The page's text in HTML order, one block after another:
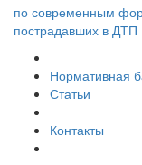
по современным
пострадавших в ДТП
Нормативная
Статьи
Контакты